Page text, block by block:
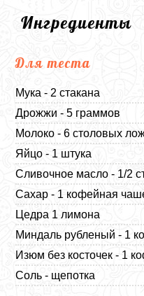
Ингредиенты
Для теста
Мука - 2 стакана
Дрожжи - 5 граммов
Молоко - 6 столовых
Яйцо - 1 штука
Сливочное масло - 1/2
Сахар - 1 кофейная
Цедра 1 лимона
Миндаль рубленый - 1
Изюм без косточек - 1
Соль - щепотка